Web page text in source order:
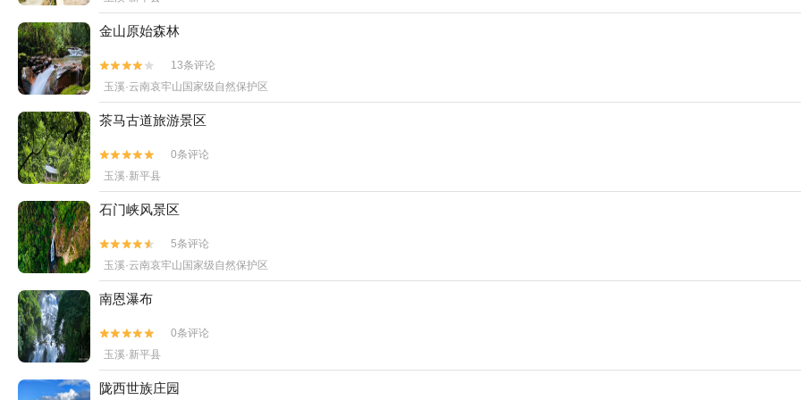
金山原始森林


13条评论
玉溪·云南哀牢山国家级自然保护区
茶马古道旅游景区


0条评论
玉溪·新平县
石门峡风景区


5条评论
玉溪·云南哀牢山国家级自然保护区
南恩瀑布


0条评论
玉溪·新平县
陇西世族庄园